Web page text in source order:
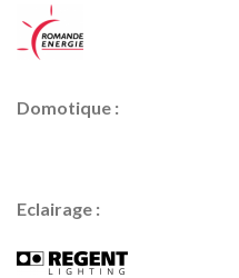
Domotique :
Eclairage :